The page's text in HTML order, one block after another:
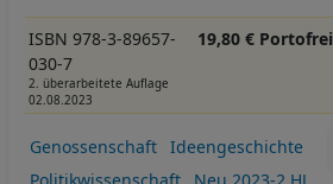
ISBN 978-3-89657-
030-7
2. überarbeitete Auflage
02.08.2023
19,80 € Portofrei
Genossenschaft
Ideengeschichte